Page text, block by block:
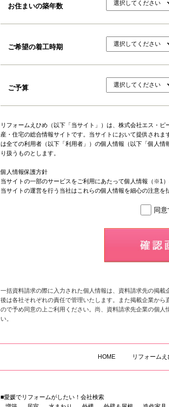
お住まいの築年数
ご希望の着工時期
ご予算
リフォームえひめ（以下「当サイト」）は、株式会社エス・
産・住宅の総合情報サイトです。当サイトにおいて提供され
は全ての利用者（以下「利用者」）の個人情報（以下「個人
り扱うものとします。
個人情報保護方針
当サイトの一部のサービスをご利用にあたって個人情報（※1
当サイトの運営を行う当社はこれらの個人情報を細心の注意
の記述により、個人が識別できる情報をいいます。
ることはありません。また、本人の同意があ る場合を除き、
・広告会社への資料請求を仲介する場合
・会員制サービスの提供
・当サービスの向上・改善、新サービス開発のためのアンケー
・官公庁・企業からの各種情報提供
同意
一括資料請求の際に入力された個人情報は、資料請求先の掲
後は各社それぞれの責任で管理いたします。また掲載企業か
ので予め同意の上ご利用ください。尚、資料請求先企業の個
い。
HOME リフォーム
■愛媛でリフォームがしたい！会社検索